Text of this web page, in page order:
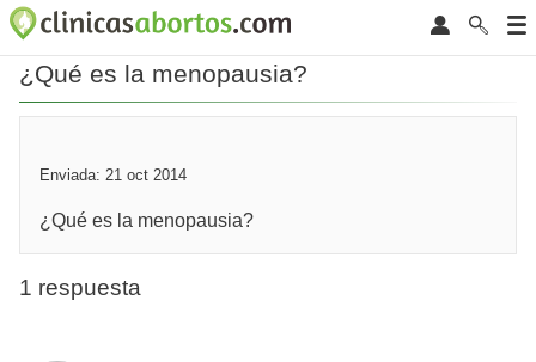
¿Qué es la menopausia?
Enviada: 21 oct 2014
¿Qué es la menopausia?
1 respuesta